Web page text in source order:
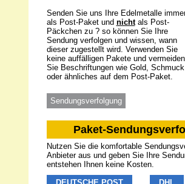
Senden Sie uns Ihre Edelmetalle
als Post-Paket und nichtals Post-
Päckchen zu ? so können Sie Ihre
Sendung verfolgen und wissen, wann
dieser zugestellt wird. Verwenden Sie
keine auffälligen Pakete und vermeiden
Sie Beschriftungen wie Gold, Schmuck
oder ähnliches auf dem Post-Paket.
Sendungsverfolgung
Paket-
Nutzen Sie die komfortable
Anbieter aus und geben Sie Ihre
entstehen Ihnen keine Kosten.